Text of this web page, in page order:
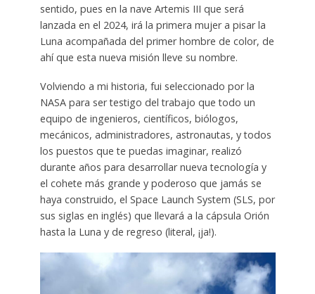
sentido, pues en la nave Artemis III que será
lanzada en el 2024, irá la primera mujer a pisar la
Luna acompañada del primer hombre de color, de
ahí que esta nueva misión lleve su nombre.
Volviendo a mi historia, fui seleccionado por la
NASA para ser testigo del trabajo que todo un
equipo de ingenieros, científicos, biólogos,
mecánicos, administradores, astronautas, y todos
los puestos que te puedas imaginar, realizó
durante años para desarrollar nueva tecnología y
el cohete más grande y poderoso que jamás se
haya construido, el Space Launch System (SLS, por
sus siglas en inglés) que llevará a la cápsula Orión
hasta la Luna y de regreso (literal, ¡ja!).